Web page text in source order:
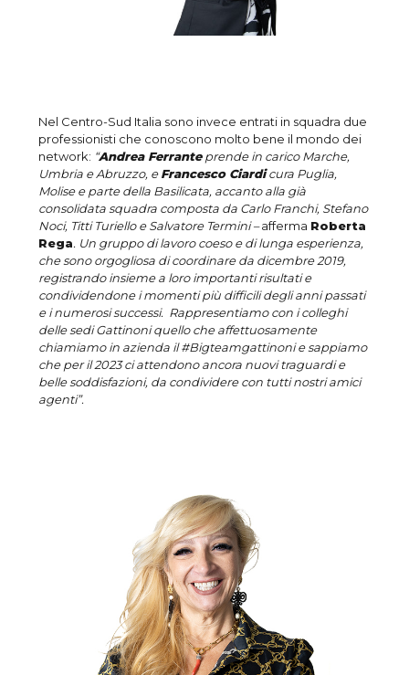
Nel Centro-Sud Italia sono invece entrati in squadra due
professionisti che conoscono molto bene il mondo dei
network: “Andrea Ferranteprende in carico Marche,
Umbria e Abruzzo, eFrancesco Ciardicura Puglia,
Molise e parte della Basilicata, accanto alla già
consolidata squadra composta da Carlo Franchi, Stefano
Noci, Titti Turiello e Salvatore Termini –afferma Roberta
Rega. Un gruppo di lavoro coeso e di lunga esperienza,
che sono orgogliosa di coordinare da dicembre 2019,
registrando insieme a loro importanti risultati e
condividendone i momenti più difficili degli anni passati
e i numerosi successi. Rappresentiamo con i colleghi
delle sedi Gattinoni quello che affettuosamente
chiamiamo in azienda il #Bigteamgattinoni e sappiamo
che per il 2023 ci attendono ancora nuovi traguardi e
belle soddisfazioni, da condividere con tutti nostri amici
agenti”.